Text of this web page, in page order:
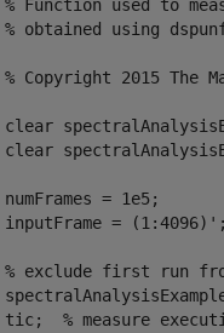
% Function used to
% obtained using
% Copyright 2015 The
clear
clear
numFrames = 1e5;
inputFrame = (1:4096)';
% exclude first run
tic;  % measure